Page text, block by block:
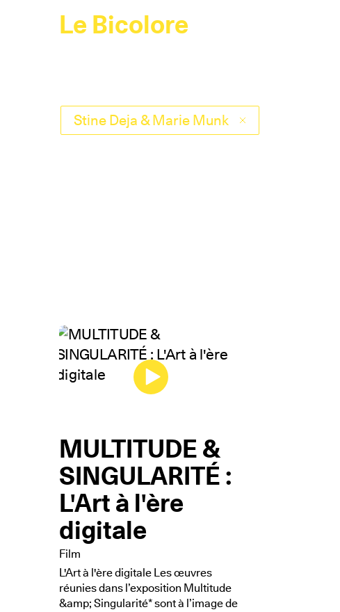
Le Bicolore
Stine Deja & Marie Munk
MULTITUDE &
SINGULARITÉ :
L'Art à l'ère
digitale
Film
L'Art à l'ère digitale Les œuvres
réunies dans l’exposition Multitude
&amp; Singularité* sont à l’image de